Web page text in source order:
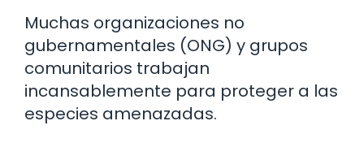
Muchas organizaciones no
gubernamentales (ONG) y grupos
comunitarios trabajan
incansablemente para proteger a las
especies amenazadas.